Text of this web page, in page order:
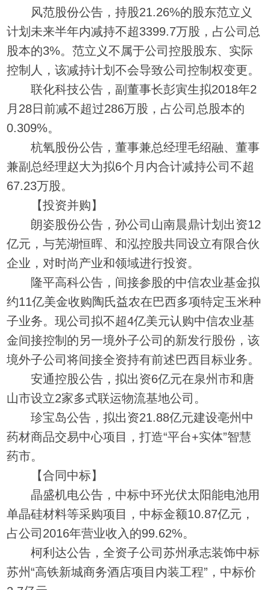
风范股份公告，持股21.26%的股东范立义
计划未来半年内减持不超3399.7万股，占公司总
股本的3%。范立义不属于公司控股股东、实际
控制人，该减持计划不会导致公司控制权变更。
联化科技公告，副董事长彭寅生拟2018年2
月28日前减不超过286万股，占公司总股本的
0.309%。
杭氧股份公告，董事兼总经理毛绍融、董事
兼副总经理赵大为拟6个月内合计减持公司不超
67.23万股。
【投资并购】
朗姿股份公告，孙公司山南晨鼎计划出资12
亿元，与芜湖恒晖、和泓控股共同设立有限合伙
企业，对时尚产业和领域进行投资。
隆平高科公告，间接参股的中信农业基金拟
约11亿美金收购陶氏益农在巴西多项特定玉米种
子业务。现公司拟不超4亿美元认购中信农业基
金间接控制的另一境外子公司的新发行股份，该
境外子公司将间接全资持有前述巴西目标业务。
安通控股公告，拟出资6亿元在泉州市和唐
山市设立2家多式联运物流基地公司。
珍宝岛公告，拟出资21.88亿元建设亳州中
药材商品交易中心项目，打造“平台+实体”智慧
药市。
【合同中标】
晶盛机电公告，中标中环光伏太阳能电池用
单晶硅材料等采购项目，中标金额10.87亿元，
占公司2016年营业收入的99.62%。
柯利达公告，全资子公司苏州承志装饰中标
苏州“高铁新城商务酒店项目内装工程”，中标价